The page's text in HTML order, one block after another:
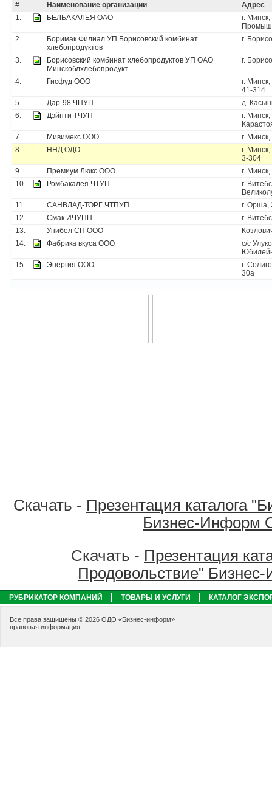
# Наименование организации
Адрес
1.
БЕЛБАКАЛЕЯ ОАО
г. Минск,
2.
Боримак Филиал УП Борисовский комбинат
хлебопродуктов
г.
3.
Борисовский комбинат хлебопродуктов УП ОАО
Минскоблхлебопродукт
г.
4. Гисфуд ООО
г.
41-314
5.
Дар-98 ЧПУП
д.
6.
Дэйнти ТЧУП
г. Минск,
7.
Мивимекс ООО
г.
8.
ННД ОДО
г.
3-304
9.
Премиум Люкс ООО
г.
10.
Ромбакалея ЧТУП
г.
11.
САНВЛАД-ТОРГ ЧТПУП
г. Орша,
12.
Смак ИЧУПП
г.
13.
Унибел СП ООО
14.
Фабрика вкуса ООО
с/с
15.
Энергия ООО
г.
30а
Скачать - Презентация каталога
Бизнес-Информ
Скачать - Презентация
Продовольствие"
РУБРИКАТОР КОМПАНИЙ ТОВАРЫ И УСЛУГИ КАТАЛОГ
Все права защищены © 2026 ОДО «Бизнес-информ»
правовая информация